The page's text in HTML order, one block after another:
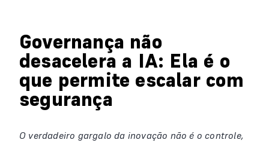
Governança não
desacelera a IA: Ela é o
que permite escalar com
segurança
O verdadeiro gargalo da inovação não é o controle,